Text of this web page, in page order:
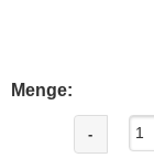
Menge:
-